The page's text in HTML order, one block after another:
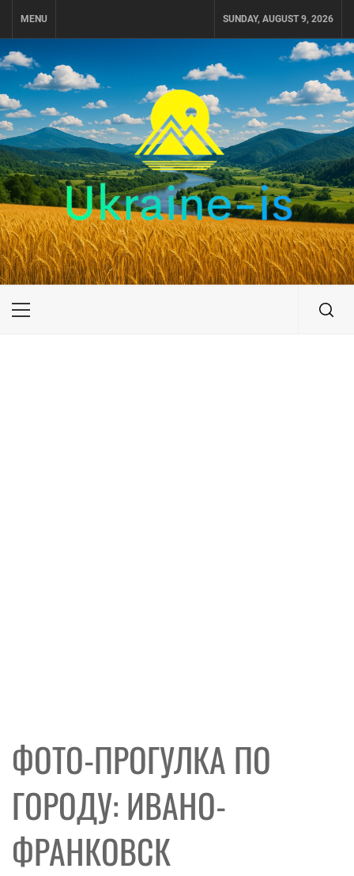
MENU SUNDAY, AUGUST 9, 2026
UKRAINE-IS
ПУТЕШЕСТВИЕ ПО УКРАИНЕ
Primary
ФОТО-ПРОГУЛКА ПО
ГОРОДУ: ИВАНО-
ФРАНКОВСК